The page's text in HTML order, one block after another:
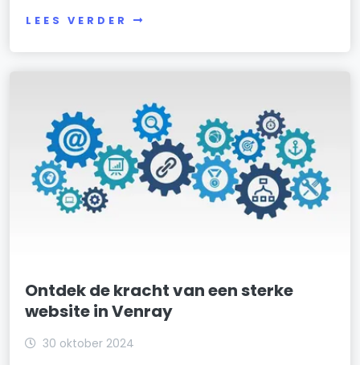
LEES VERDER
Ontdek de kracht van een sterke
website in Venray
30 oktober 2024